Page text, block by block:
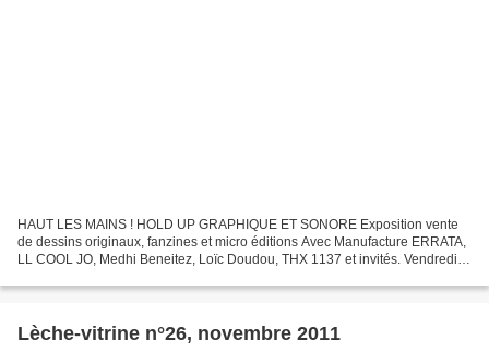
HAUT LES MAINS ! HOLD UP GRAPHIQUE ET SONORE Exposition vente
de dessins originaux, fanzines et micro éditions Avec Manufacture ERRATA,
LL COOL JO, Medhi Beneitez, Loïc Doudou, THX 1137 et invités. Vendredi
Lèche-vitrine n°26, novembre 2011